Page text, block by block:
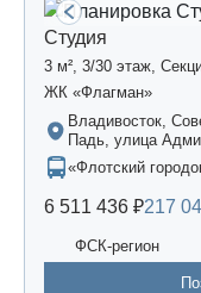
Студия
3 м², 3/30 этаж,
ЖК «Флагман»
Владивосток,
Падь, улица
«Флотский
6 511 436 ₽217
ФСК-регион